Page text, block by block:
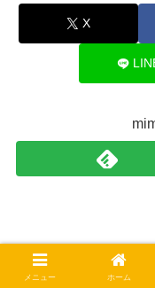
X
関連記事
メニュー ホーム